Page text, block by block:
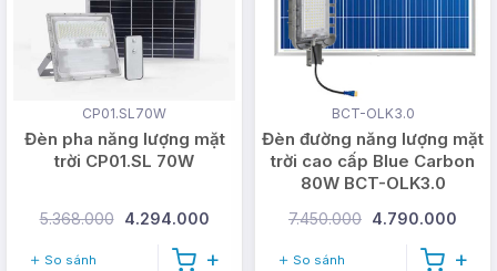
CP01.SL70W
Đèn pha năng lượng mặt
trời CP01.SL 70W
5.368.000 4.294.000
So sánh
BCT-OLK3.0
Đèn đường năng lượng mặt
trời cao cấp Blue Carbon
80W BCT-OLK3.0
7.450.000 4.790.000
So sánh